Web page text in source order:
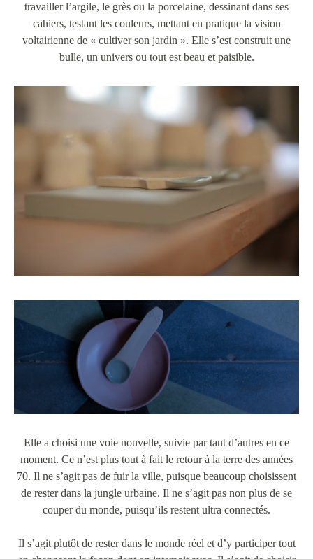
travailler l’argile, le grès ou la porcelaine, dessinant dans ses
cahiers, testant les couleurs, mettant en pratique la vision
voltairienne de « cultiver son jardin ». Elle s’est construit une
bulle, un univers ou tout est beau et paisible.
Elle a choisi une voie nouvelle, suivie par tant d’autres en ce
moment. Ce n’est plus tout à fait le retour à la terre des années
70. Il ne s’agit pas de fuir la ville, puisque beaucoup choisissent
de rester dans la jungle urbaine. Il ne s’agit pas non plus de se
couper du monde, puisqu’ils restent ultra connectés.
Il s’agit plutôt de rester dans le monde réel et d’y participer tout